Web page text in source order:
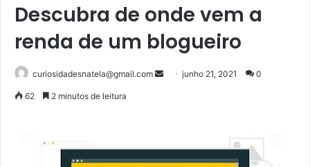
Descubra de onde vem a
renda de um blogueiro
curiosidadesnatela@gmail.com
Mandejunho 21, 2021 0
62 2 minutos de leitura